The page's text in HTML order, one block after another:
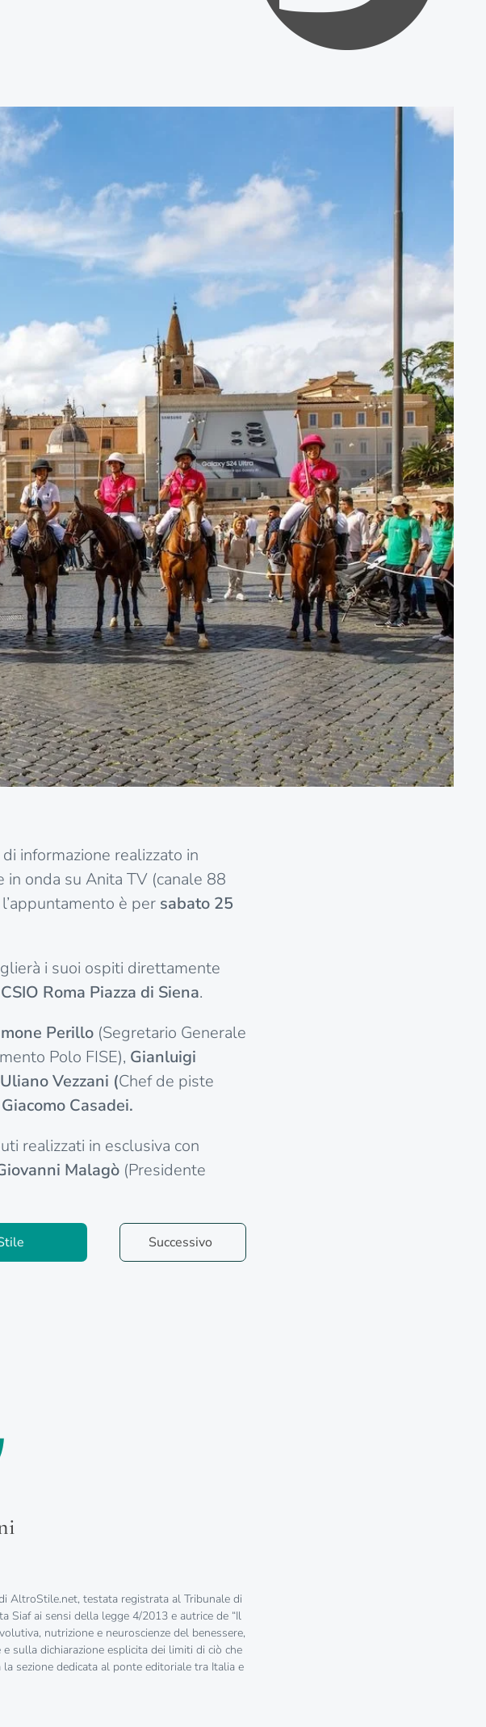
informazione realizzato in
in onda su Anita TV (canale 88
è per sabato 25
i suoi ospiti direttamente
Roma Piazza di Siena.
Perillo (Segretario Generale
Polo FISE), Gianluigi
Uliano Vezzani (Chef de piste
Casadei.
realizzati in esclusiva con
Malagò (Presidente
Successivo
AltroStile.net, testata registrata al Tribunale di
Siaf ai sensi della legge 4/2013 e autrice de “Il
nutrizione e neuroscienze del benessere,
sulla dichiarazione esplicita dei limiti di ciò che
sezione dedicata al ponte editoriale tra Italia e